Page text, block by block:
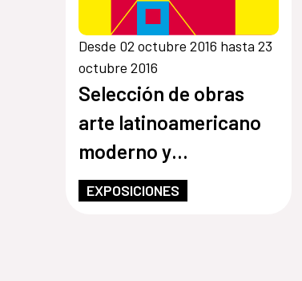
Desde 02 octubre 2016 hasta 23
octubre 2016
Selección de obras
arte latinoamericano
moderno y
contemporáneo
EXPOSICIONES